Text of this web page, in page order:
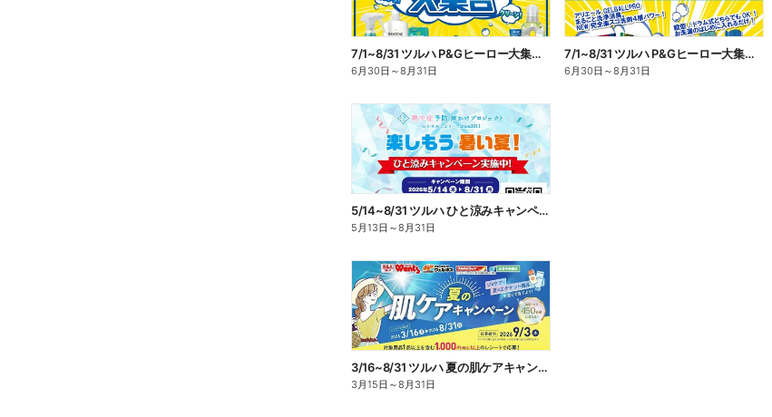
7/1~8/31 ツルハ P&Gヒーロー大集合キャンペーン企画ー1
6月30日 ～8月31日
7/1~8/31 ツルハ P&Gヒーロー大集合キャンペーン企画ー2
6月30日 ～8月31日
5/14~8/31 ツルハ ひと涼みキャンペーン
5月13日 ～8月31日
3/16~8/31 ツルハ 夏の肌ケアキャンペーン
3月15日 ～8月31日